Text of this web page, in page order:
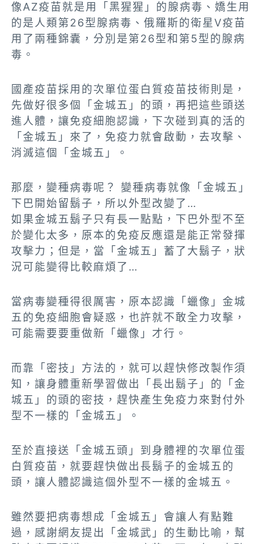
像AZ疫苗就是用「黑猩猩」的腺病毒、嬌生用
的是人類第26型腺病毒、俄羅斯的衛星V疫苗
用了兩種錦囊，分別是第26型和第5型的腺病
毒。
國產疫苗採用的次單位蛋白質疫苗技術則是，
先做好很多個「金城五」的頭，再把這些頭送
進人體，讓免疫細胞認識，下次碰到真的活的
「金城五」來了，免疫力就會啟動，去攻擊、
消滅這個「金城五」。
那麼，變種病毒呢？ 變種病毒就像「金城五」
下巴開始留鬍子，所以外型改變了…
如果金城五鬍子只有長一點點，下巴外型不至
於變化太多，原本的免疫反應還是能正常發揮
攻擊力；但是，當「金城五」蓄了大鬍子，狀
況可能變得比較麻煩了…
當病毒變種得很厲害，原本認識「蠟像」金城
五的免疫細胞會疑惑，也許就不敢全力攻擊，
可能需要要重做新「蠟像」才行。
而靠「密技」方法的，就可以趕快修改製作須
知，讓身體重新學習做出「長出鬍子」的「金
城五」的頭的密技，趕快產生免疫力來對付外
型不一樣的「金城五」。
至於直接送「金城五頭」到身體裡的次單位蛋
白質疫苗，就要趕快做出長鬍子的金城五的
頭，讓人體認識這個外型不一樣的金城五。
雖然要把病毒想成「金城五」會讓人有點難
過，感謝網友提出「金城武」的生動比喻，幫